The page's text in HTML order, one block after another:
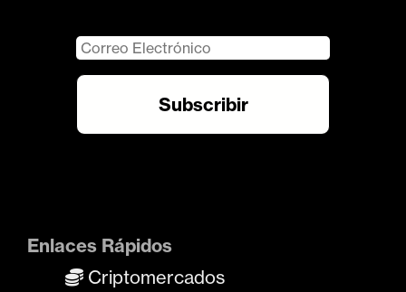
Enlaces Rápidos
Criptomercados